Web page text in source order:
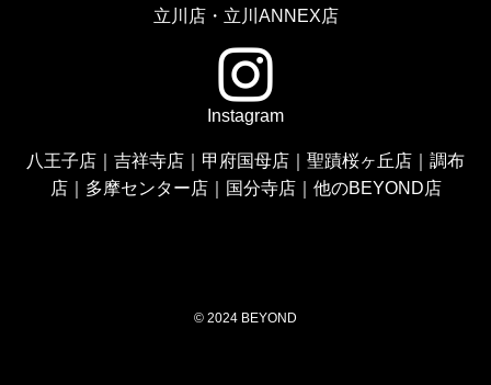
立川店・立川ANNEX店
Instagram
八王子店 吉祥寺店 甲府国母店 聖蹟桜ヶ丘店
調布
店｜ 多摩センター店｜ 国分寺店｜ 他のBEYOND店
© 2024 BEYOND